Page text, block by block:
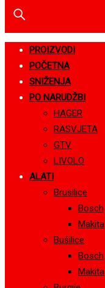
PROIZVODI
POČETNA
SNIŽENJA
PO NARUDŽBI
HAGER
RASVJETA
GTV
LIVOLO
ALATI
Brusilice
Bosch
Makita
Bušilice
Bosch
Makita